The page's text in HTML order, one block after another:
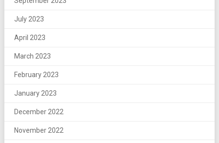
July 2023
April 2023
March 2023
February 2023
January 2023
December 2022
November 2022